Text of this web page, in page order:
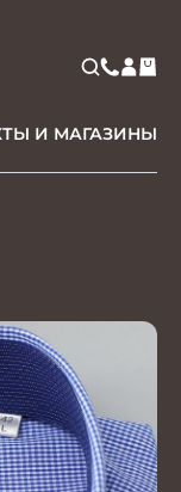
И МАГАЗИНЫ